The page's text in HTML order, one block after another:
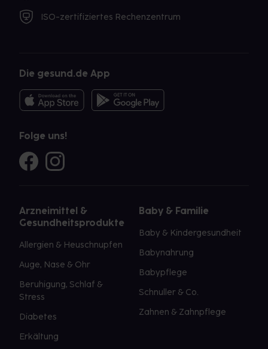
ISO-zertifiziertes Rechenzentrum
Die gesund.de App
Folge uns!
Arzneimittel &
Gesundheitsprodukte
Allergien & Heuschnupfen
Auge, Nase & Ohr
Beruhigung, Schlaf &
Stress
Diabetes
Erkältung
Baby & Familie
Baby & Kindergesundheit
Babynahrung
Babypflege
Schnuller & Co.
Zahnen & Zahnpflege